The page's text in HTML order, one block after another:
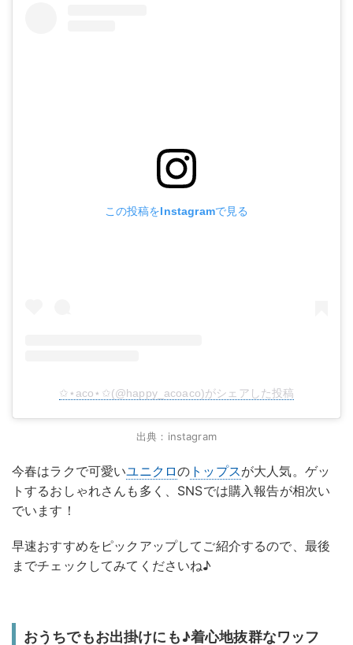
この投稿をInstagramで見る
✩⋆aco⋆✩(@happy_acoaco)がシェアした投稿
出典：instagram
今春はラクで可愛いユニクロの トップスが大人気。ゲッ
トするおしゃれさんも多く、SNSでは購入報告が相次い
でいます！
早速おすすめをピックアップしてご紹介するので、最後
までチェックしてみてくださいね♪
おうちでもお出掛けにも♪着心地抜群なワッフ